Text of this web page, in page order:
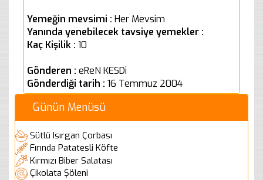
Yemeğin mevsimi : Her Mevsim
Yanında yenebilecek tavsiye yemekler :
Kaç Kişilik : 10
Gönderen : eReN KESDi
Gönderdiği tarih : 16 Temmuz 2004
Günün Menüsü
Sütlü Isırgan Çorbası
Fırında Patatesli Köfte
Kırmızı Biber Salatası
Çikolata Şöleni